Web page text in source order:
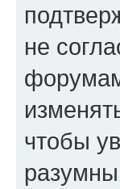
не
чтобы